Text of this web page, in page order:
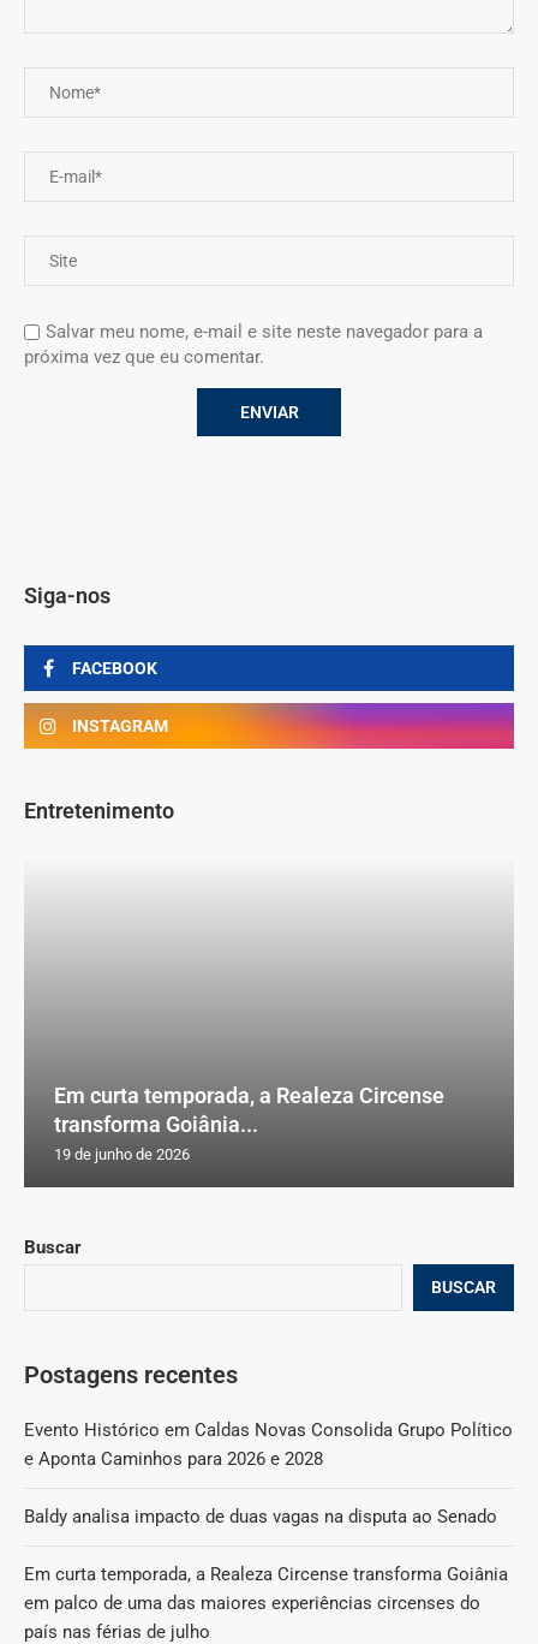
Salvar meu nome, e-mail e site neste navegador para a
próxima vez que eu comentar.
Buscar
BUSCAR
Postagens recentes
Evento Histórico em Caldas Novas Consolida Grupo Político
e Aponta Caminhos para 2026 e 2028
Baldy analisa impacto de duas vagas na disputa ao Senado
Em curta temporada, a Realeza Circense transforma Goiânia
em palco de uma das maiores experiências circenses do
país nas férias de julho
Siga-nos
FACEBOOK
INSTAGRAM
Entretenimento
Em curta temporada, a Realeza Circense
transforma Goiânia...
19 de junho de 2026